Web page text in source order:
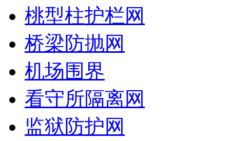
桃型柱护栏网
桥梁防抛网
机场围界
看守所隔离网
监狱防护网